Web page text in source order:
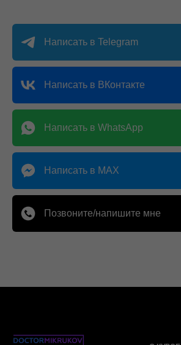
Написать в Telegram
Написать в ВКонтакте
Написать в WhatsApp
Написать в MAX
Позвоните/напишите мне